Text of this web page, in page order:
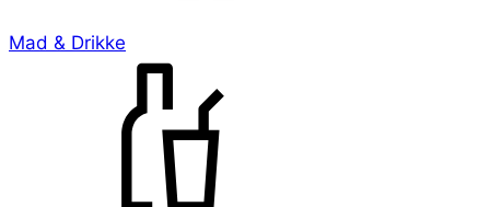
Mad & Drikke